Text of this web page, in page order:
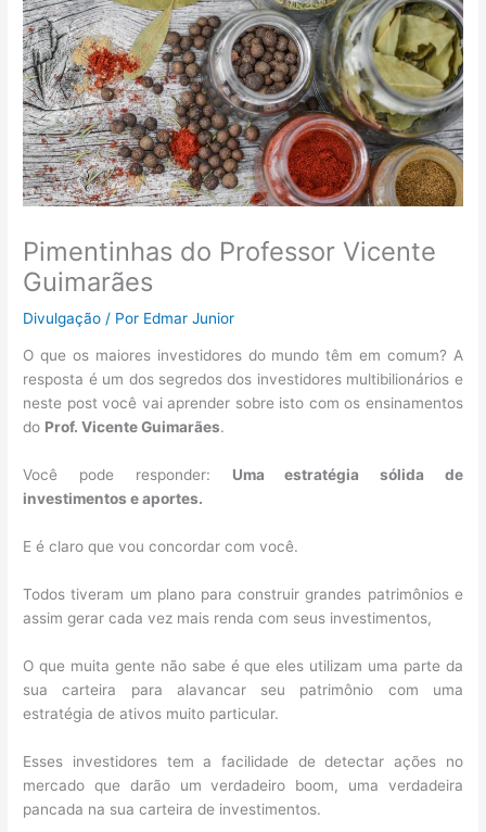
Pimentinhas do Professor Vicente
Guimarães
Divulgação / Por Edmar Junior
O que os maiores investidores do mundo têm em comum? A
resposta é um dos segredos dos investidores multibilionários e
neste post você vai aprender sobre isto com os ensinamentos
do Prof. Vicente Guimarães.
Você pode responder: Uma estratégia sólida de
investimentos e aportes.
E é claro que vou concordar com você.
Todos tiveram um plano para construir grandes patrimônios e
assim gerar cada vez mais renda com seus investimentos,
O que muita gente não sabe é que eles utilizam uma parte da
sua carteira para alavancar seu patrimônio com uma
estratégia de ativos muito particular.
Esses investidores tem a facilidade de detectar ações no
mercado que darão um verdadeiro boom, uma verdadeira
pancada na sua carteira de investimentos.